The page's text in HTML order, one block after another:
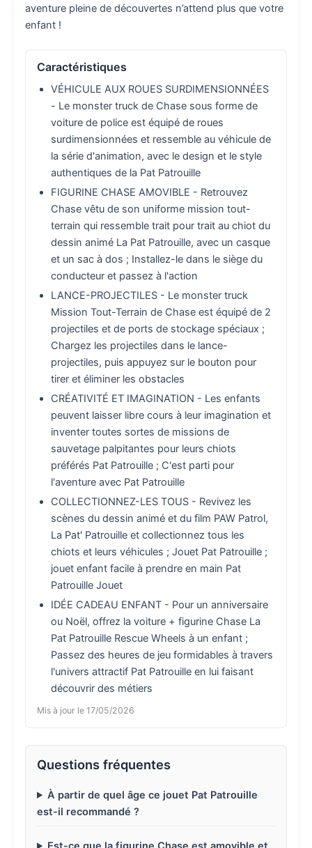
aventure pleine de découvertes n’attend plus que votre
enfant !
Caractéristiques
VÉHICULE AUX ROUES SURDIMENSIONNÉES
- Le monster truck de Chase sous forme de
voiture de police est équipé de roues
surdimensionnées et ressemble au véhicule de
la série d'animation, avec le design et le style
authentiques de la Pat Patrouille
FIGURINE CHASE AMOVIBLE - Retrouvez
Chase vêtu de son uniforme mission tout-
terrain qui ressemble trait pour trait au chiot du
dessin animé La Pat Patrouille, avec un casque
et un sac à dos ; Installez-le dans le siège du
conducteur et passez à l'action
LANCE-PROJECTILES - Le monster truck
Mission Tout-Terrain de Chase est équipé de 2
projectiles et de ports de stockage spéciaux ;
Chargez les projectiles dans le lance-
projectiles, puis appuyez sur le bouton pour
tirer et éliminer les obstacles
CRÉATIVITÉ ET IMAGINATION - Les enfants
peuvent laisser libre cours à leur imagination et
inventer toutes sortes de missions de
sauvetage palpitantes pour leurs chiots
préférés Pat Patrouille ; C'est parti pour
l'aventure avec Pat Patrouille
COLLECTIONNEZ-LES TOUS - Revivez les
scènes du dessin animé et du film PAW Patrol,
La Pat' Patrouille et collectionnez tous les
chiots et leurs véhicules ; Jouet Pat Patrouille ;
jouet enfant facile à prendre en main Pat
Patrouille Jouet
IDÉE CADEAU ENFANT - Pour un anniversaire
ou Noël, offrez la voiture + figurine Chase La
Pat Patrouille Rescue Wheels à un enfant ;
Passez des heures de jeu formidables à travers
l'univers attractif Pat Patrouille en lui faisant
découvrir des métiers
Mis à jour le 17/05/2026
Questions fréquentes
À partir de quel âge ce jouet Pat Patrouille
est-il recommandé ?